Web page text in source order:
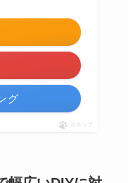
グ
ポチップ